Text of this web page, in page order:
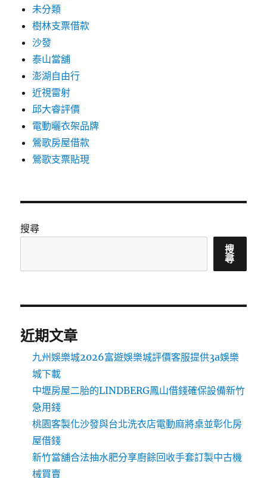
未分類
樹林支票借款
沙發
泰山當舖
澎湖自由行
近視雷射
邱大睿評價
電動曬衣架品牌
鶯歌房屋借款
鶯歌支票貼現
搜尋
搜
尋
近期文章
九州娛樂城2026富遊娛樂城評價客服提供3a娛樂
城下載
中壢房屋二胎的LINDBERG鳳山借錢確保設備新竹
急用錢
桃園客製化沙發與台北洗衣店電動麻將桌並彰化房
屋借錢
新竹當舖合法抽水肥分享廚餘回收手套訂製中古機
械買賣